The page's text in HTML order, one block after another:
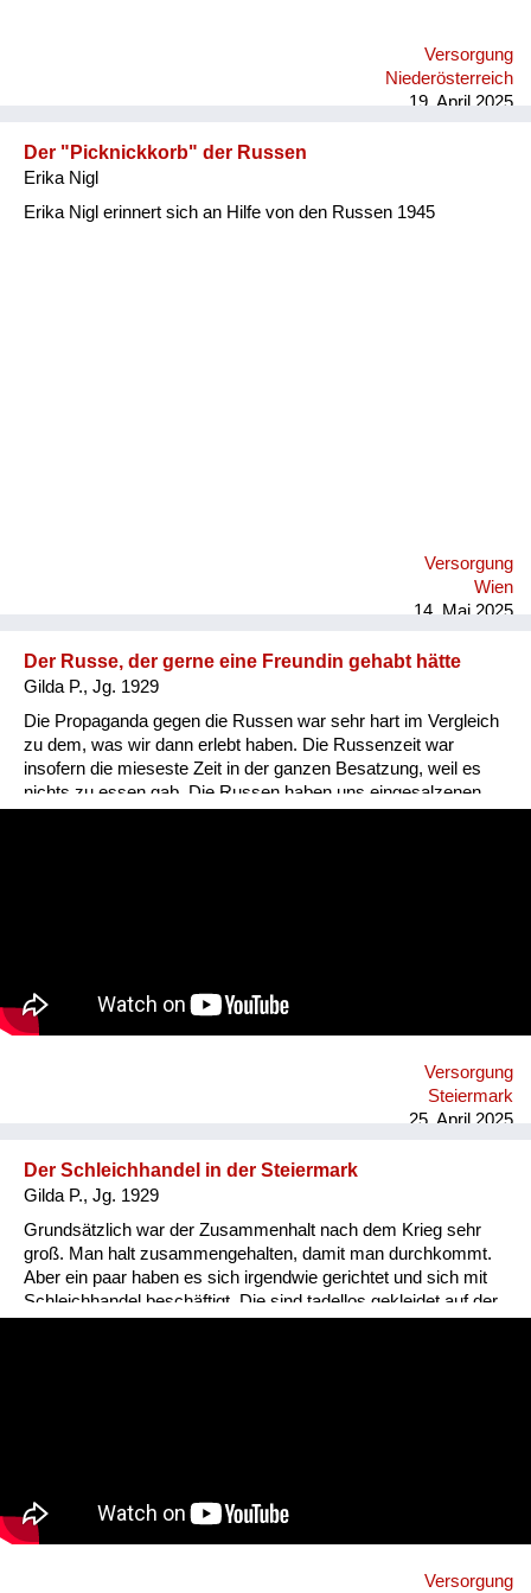
Versorgung
Niederösterreich
19. April 2025
Der "Picknickkorb" der Russen
Erika Nigl
Erika Nigl erinnert sich an Hilfe von den Russen 1945
Versorgung
Wien
14. Mai 2025
Der Russe, der gerne eine Freundin gehabt hätte
Gilda P., Jg. 1929
Die Propaganda gegen die Russen war sehr hart im Vergleich
zu dem, was wir dann erlebt haben. Die Russenzeit war
insofern die mieseste Zeit in der ganzen Besatzung, weil es
nichts zu essen gab. Die Russen haben uns eingesalzenen
machen wir nix. Ich war damals 16. Und dann ist er weg. Ich
hab damals noch absolut nix wissen wollen von Männern.
Versorgung
Steiermark
25. April 2025
Der Schleichhandel in der Steiermark
Gilda P., Jg. 1929
Grundsätzlich war der Zusammenhalt nach dem Krieg sehr
groß. Man halt zusammengehalten, damit man durchkommt.
Aber ein paar haben es sich irgendwie gerichtet und sich mit
Schleichhandel beschäftigt. Die sind tadellos gekleidet auf der
Sachen geholt. So hat der Schwarzhandel funktioniert.
Versorgung